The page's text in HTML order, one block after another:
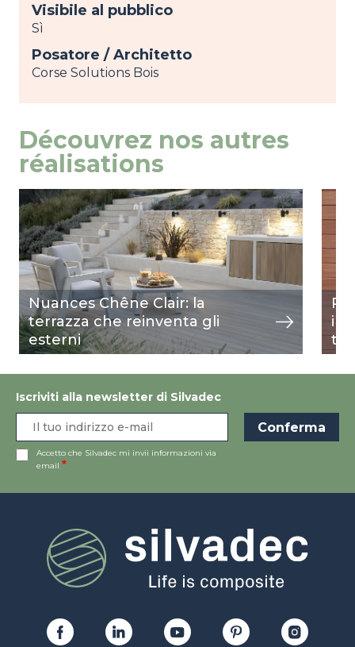
Visibile al pubblico
Sì
Posatore / Architetto
Corse Solutions Bois
Découvrez nos autres
réalisations
Nuances Chêne Clair: la
terrazza che reinventa gli
esterni
Image
mostra
Iscriviti alla newsletter di Silvadec
Accetto che Silvadec mi invii informazioni via
email